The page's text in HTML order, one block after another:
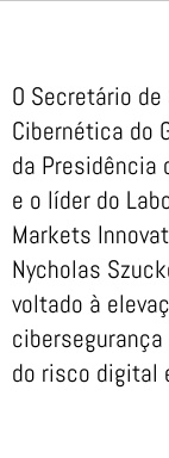
O Secretário
Cibernética do
da Presidência
e o líder do
Markets
Nycholas
voltado à
do risco digital